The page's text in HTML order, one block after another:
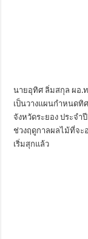
นายอุทิศ ลิ่มสกุล ผอ.
เป็นวางแผนกำหนดทิ
จังหวัดระยอง ประจำ
ช่วงฤดูกาลผลไม้ที่จะ
เริ่มสุกแล้ว